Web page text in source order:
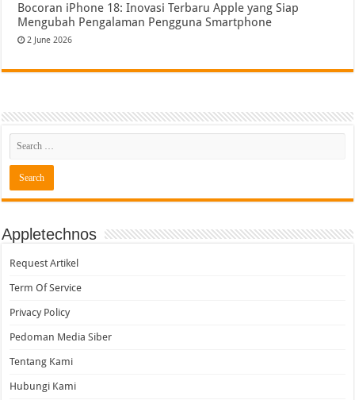
Bocoran iPhone 18: Inovasi Terbaru Apple yang Siap
Mengubah Pengalaman Pengguna Smartphone
2 June 2026
Appletechnos
Request Artikel
Term Of Service
Privacy Policy
Pedoman Media Siber
Tentang Kami
Hubungi Kami